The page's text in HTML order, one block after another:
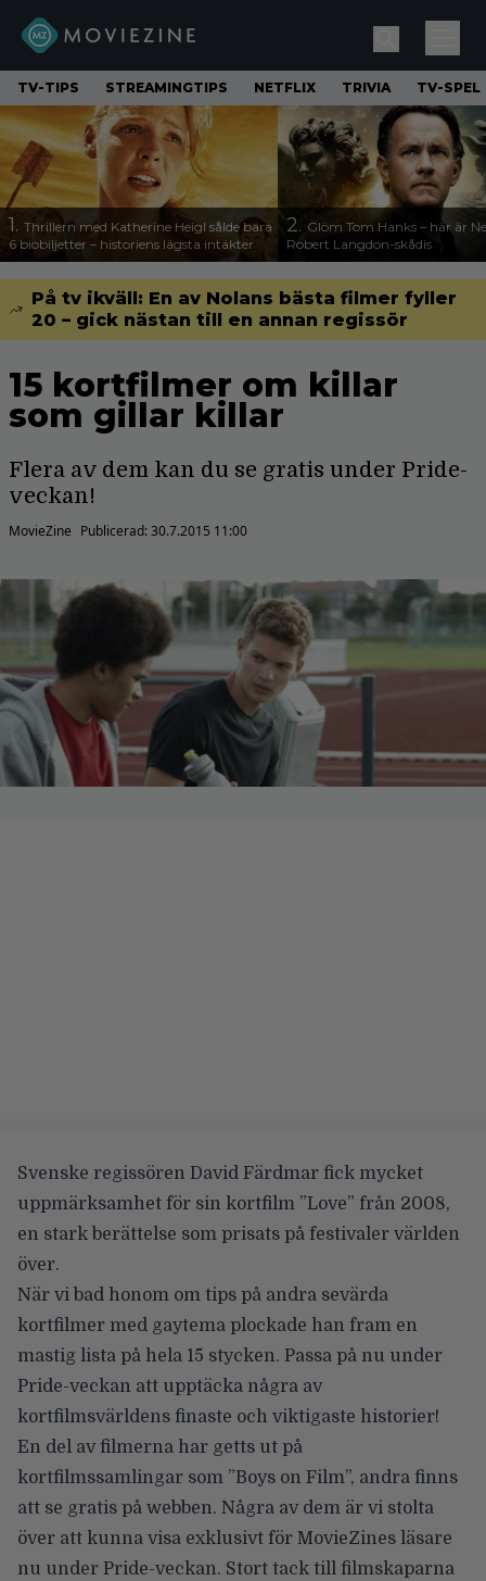
TV-TIPS STREAMINGTIPS NETFLIX TRIVIA TV-SPEL
1. Thrillern med Katherine Heigl sålde bara
6 biobiljetter – historiens lägsta intäkter
2. Glöm Tom Hanks – här är
Robert Langdon-skådis
På tv ikväll: En av Nolans bästa filmer fyller
20 – gick nästan till en annan regissör
15 kortfilmer om killar
som gillar killar
Flera av dem kan du se gratis under Pride-
veckan!
MovieZine Publicerad:30.7.2015 11:00
Svenske regissören David Färdmar fick mycket
uppmärksamhet för sin kortfilm ”Love” från 2008,
en stark berättelse som prisats på festivaler världen
över.
När vi bad honom om tips på andra sevärda
kortfilmer med gaytema plockade han fram en
mastig lista på hela 15 stycken. Passa på nu under
Pride-veckan att upptäcka några av
kortfilmsvärldens finaste och viktigaste historier!
En del av filmerna har getts ut på
kortfilmssamlingar som ”Boys on Film”, andra finns
att se gratis på webben. Några av dem är vi stolta
över att kunna visa exklusivt för MovieZines läsare
nu under Pride-veckan. Stort tack till filmskaparna